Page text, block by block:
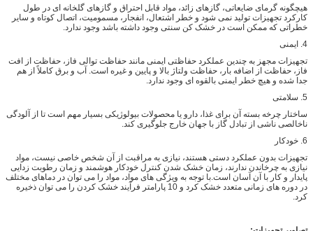
هیچگونه گرمای ضایعاتی، گازهای زائد، مواد قابل احتراق و گازهای گلخانه ای در طول
کارکرد تجهیزات تولید نمی شود و خطر اشتعال، انفجار، مسمومیت، اتصال کوتاه و سایر
خطراتی که ممکن است در خشک کن سنتی وجود داشته باشد وجود ندارد.
4. ایمنی
تجهیزات مجهز به چندین عملکرد حفاظتی ایمنی مانند حفاظت توالی فاز، حفاظت از افت
فاز، حفاظت از اضافه بار، حفاظت ولتاژ بالا و پایین و غیره است. آب و برق کاملاً از هم
جدا شده و هیچ خطر ایمنی بالقوه ای وجود ندارد.
5. سلامتی
ساختار چرخه بسته آن برای غذا، دارو یا محصولات بیولوژیکی بسیار مهم است تا از آلودگی
ناخالصی ناشی از تبادل گاز با جهان خارج جلوگیری کند.
6. خودکار
تجهیزات بدون عملکرد دستی هستند، نیازی به مراقبت از آن شخص خاصی نیست، مواد
نیازی به چرخاندن ندارند، زمان خشک شدن کنترل خودکار هوشمند و زمان رطوبت زدایی
پایدار و کار با آن آسان است.با توجه به ویژگی های مواد، مواد را می توان در دماهای مختلف
در دوره های زمانی متعدد خشک کرد و 10 پارامتر فرآیند خشک کردن را می توان ذخیره
کرد.